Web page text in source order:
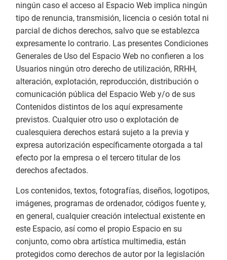
ningún caso el acceso al Espacio Web implica ningún
tipo de renuncia, transmisión, licencia o cesión total ni
parcial de dichos derechos, salvo que se establezca
expresamente lo contrario. Las presentes Condiciones
Generales de Uso del Espacio Web no confieren a los
Usuarios ningún otro derecho de utilización, RRHH,
alteración, explotación, reproducción, distribución o
comunicación pública del Espacio Web y/o de sus
Contenidos distintos de los aquí expresamente
previstos. Cualquier otro uso o explotación de
cualesquiera derechos estará sujeto a la previa y
expresa autorización específicamente otorgada a tal
efecto por la empresa o el tercero titular de los
derechos afectados.
Los contenidos, textos, fotografías, diseños, logotipos,
imágenes, programas de ordenador, códigos fuente y,
en general, cualquier creación intelectual existente en
este Espacio, así como el propio Espacio en su
conjunto, como obra artística multimedia, están
protegidos como derechos de autor por la legislación